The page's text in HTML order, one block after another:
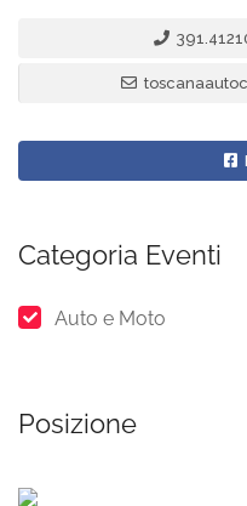
Categoria Eventi
Auto e Moto
Posizione